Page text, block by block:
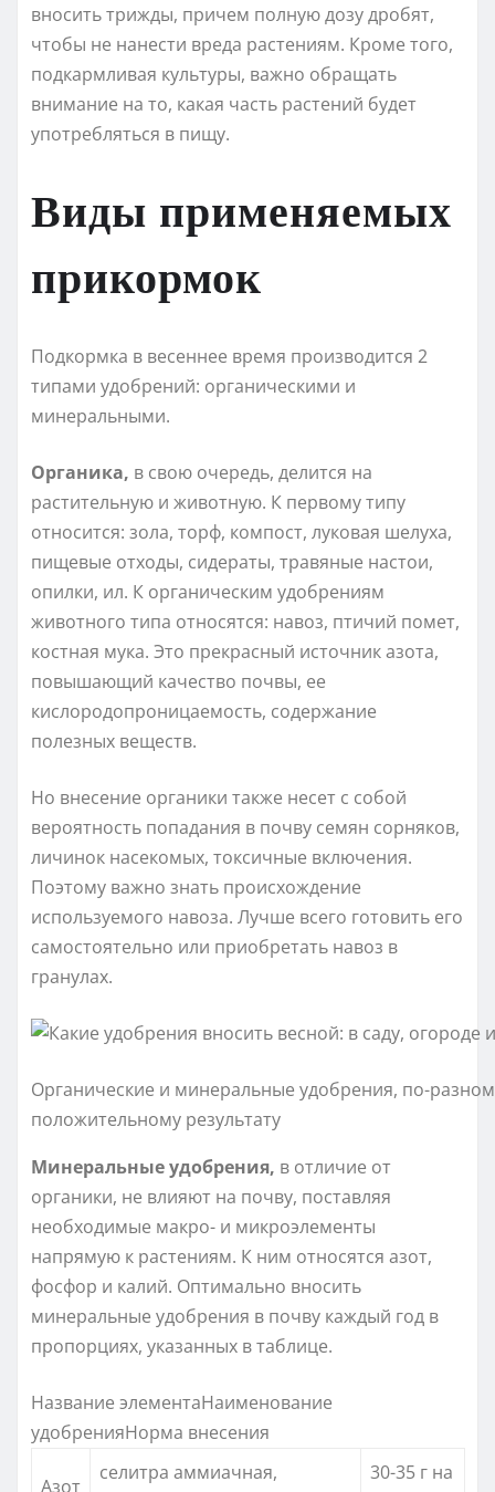
вносить трижды, причем полную дозу дробят,
чтобы не нанести вреда растениям. Кроме того,
подкармливая культуры, важно обращать
внимание на то, какая часть растений будет
употребляться в пищу.
Виды применяемых
прикормок
Подкормка в весеннее время производится 2
типами удобрений: органическими и
минеральными.
Органика, в свою очередь, делится на
растительную и животную. К первому типу
относится: зола, торф, компост, луковая шелуха,
пищевые отходы, сидераты, травяные настои,
опилки, ил. К органическим удобрениям
животного типа относятся: навоз, птичий помет,
костная мука. Это прекрасный источник азота,
повышающий качество почвы, ее
кислородопроницаемость, содержание
полезных веществ.
Но внесение органики также несет с собой
вероятность попадания в почву семян сорняков,
личинок насекомых, токсичные включения.
Поэтому важно знать происхождение
используемого навоза. Лучше всего готовить его
самостоятельно или приобретать навоз в
гранулах.
Органические и минеральные удобрения, по-
положительному результату
Минеральные удобрения, в отличие от
органики, не влияют на почву, поставляя
необходимые макро- и микроэлементы
напрямую к растениям. К ним относятся азот,
фосфор и калий. Оптимально вносить
минеральные удобрения в почву каждый год в
пропорциях, указанных в таблице.
Название элементаНаименование
удобренияНорма внесения
Азот
селитра аммиачная,
30-35 г на